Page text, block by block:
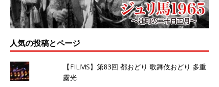
人気の投稿とページ
【FILMS】第83回 都おどり 歌舞伎おどり 多重
露光